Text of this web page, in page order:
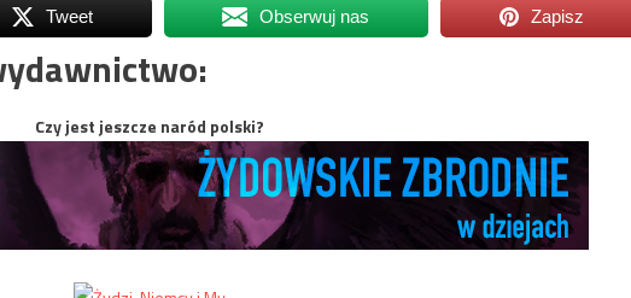
Tweet Obserwuj nas Zapisz
Czy jest jeszcze naród polski?